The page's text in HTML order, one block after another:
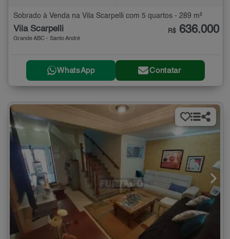
Sobrado à Venda na Vila Scarpelli com 5 quartos - 289 m²
Vila Scarpelli
Grande ABC - Santo André
R$ 636.000
WhatsApp Contatar